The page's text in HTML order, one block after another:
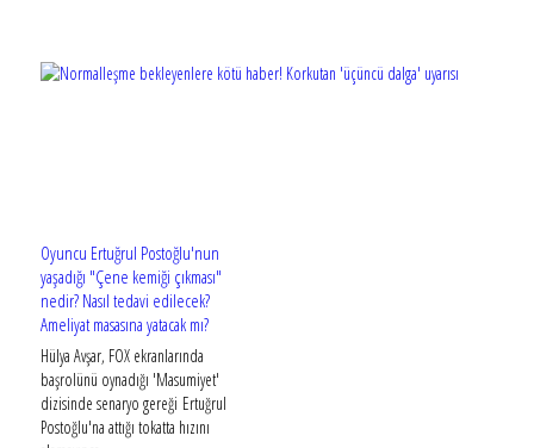
Oyuncu Ertuğrul Postoğlu'nun
yaşadığı "Çene kemiği çıkması"
nedir? Nasıl tedavi edilecek?
Ameliyat masasına yatacak mı?
Hülya Avşar, FOX ekranlarında
başrolünü oynadığı 'Masumiyet'
dizisinde senaryo gereği Ertuğrul
Postoğlu'na attığı tokatta hızını